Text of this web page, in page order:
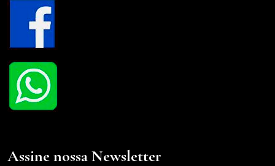
Assine nossa Newsletter